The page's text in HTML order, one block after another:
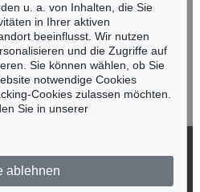
anmelden >
Impressum
u. a. von Inhalten, die Sie
in Ihrer aktiven
beeinflusst. Wir nutzen
und die Zugriffe auf
Sie können wählen, ob Sie
notwendige Cookies
Cookies zulassen möchten.
Sie in unserer
ablehnen